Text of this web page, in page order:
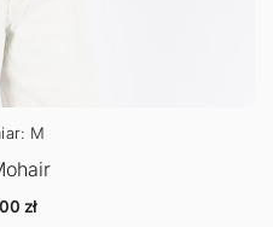
M
zł